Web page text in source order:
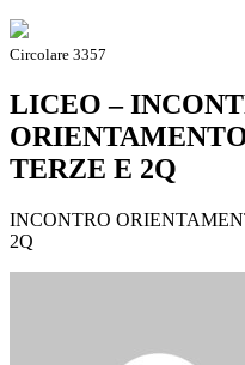
Circolare 3357
LICEO –
TERZE E 2Q
INCONTRO
2Q